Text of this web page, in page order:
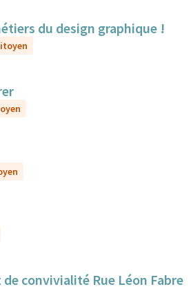
du design graphique !
convivialité Rue Léon Fabre